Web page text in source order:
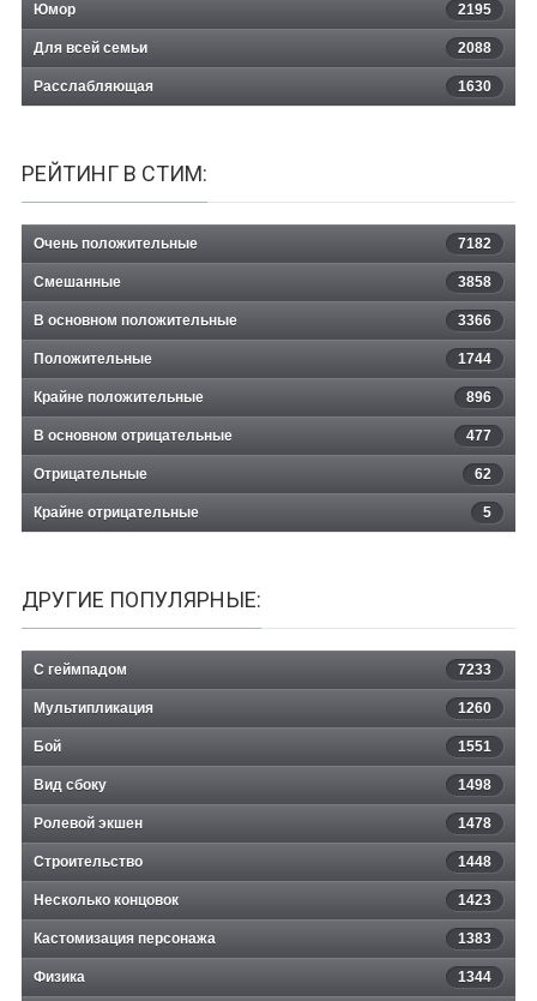
Юмор 2195
Для всей семьи 2088
Расслабляющая 1630
РЕЙТИНГ В СТИМ:
Очень положительные 7182
Смешанные 3858
В основном положительные 3366
Положительные 1744
Крайне положительные 896
В основном отрицательные 477
Отрицательные 62
Крайне отрицательные 5
ДРУГИЕ ПОПУЛЯРНЫЕ:
С геймпадом 7233
Мультипликация 1260
Бой 1551
Вид сбоку 1498
Ролевой экшен 1478
Строительство 1448
Несколько концовок 1423
Кастомизация персонажа 1383
Физика 1344